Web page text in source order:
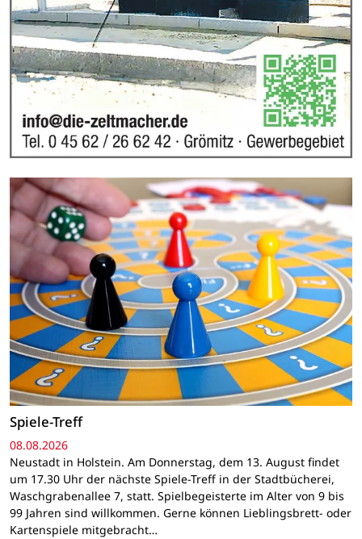
Spiele-Treff
08.08.2026
Neustadt in Holstein. Am Donnerstag, dem 13. August findet
um 17.30 Uhr der nächste Spiele-Treff in der Stadtbücherei,
Waschgrabenallee 7, statt. Spielbegeisterte im Alter von 9 bis
99 Jahren sind willkommen. Gerne können Lieblingsbrett- oder
Kartenspiele mitgebracht…